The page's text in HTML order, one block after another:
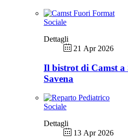
Sociale
Dettagli
21 Apr 2026
Il bistrot di Camst a
Savena
Sociale
Dettagli
13 Apr 2026